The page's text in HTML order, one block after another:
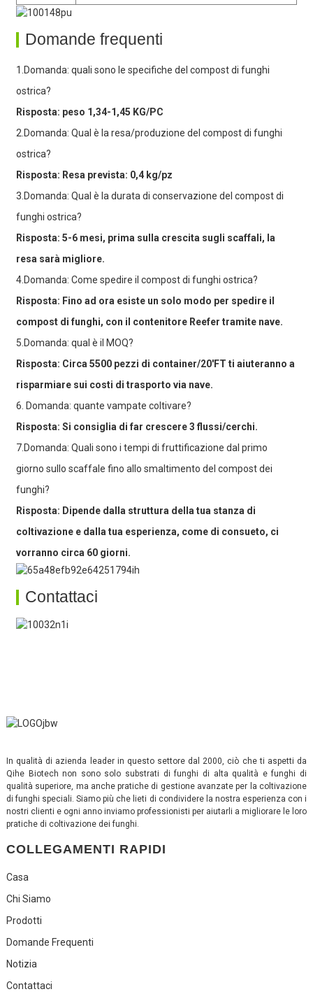
Domande frequenti
1.Domanda: quali sono le specifiche del compost di funghi
ostrica?
Risposta: peso 1,34-1,45 KG/PC
2.Domanda: Qual è la resa/produzione del compost di funghi
ostrica?
Risposta: Resa prevista: 0,4 kg/pz
3.Domanda: Qual è la durata di conservazione del compost di
funghi ostrica?
Risposta: 5-6 mesi, prima sulla crescita sugli scaffali, la
resa sarà migliore.
4.Domanda: Come spedire il compost di funghi ostrica?
Risposta: Fino ad ora esiste un solo modo per spedire il
compost di funghi, con il contenitore Reefer tramite nave.
5.Domanda: qual è il MOQ?
Risposta: Circa 5500 pezzi di container/20′FT ti aiuteranno a
risparmiare sui costi di trasporto via nave.
6. Domanda: quante vampate coltivare?
Risposta: Si consiglia di far crescere 3 flussi/cerchi.
7.Domanda: Quali sono i tempi di fruttificazione dal primo
giorno sullo scaffale fino allo smaltimento del compost dei
funghi?
Risposta: Dipende dalla struttura della tua stanza di
coltivazione e dalla tua esperienza, come di consueto, ci
vorranno circa 60 giorni.
Contattaci
In qualità di azienda leader in questo settore dal 2000, ciò che ti aspetti da
Qihe Biotech non sono solo substrati di funghi di alta qualità e funghi di
qualità superiore, ma anche pratiche di gestione avanzate per la coltivazione
di funghi speciali. Siamo più che lieti di condividere la nostra esperienza con i
nostri clienti e ogni anno inviamo professionisti per aiutarli a migliorare le loro
pratiche di coltivazione dei funghi.
COLLEGAMENTI RAPIDI
Casa
Chi Siamo
Prodotti
Domande Frequenti
Notizia
Contattaci